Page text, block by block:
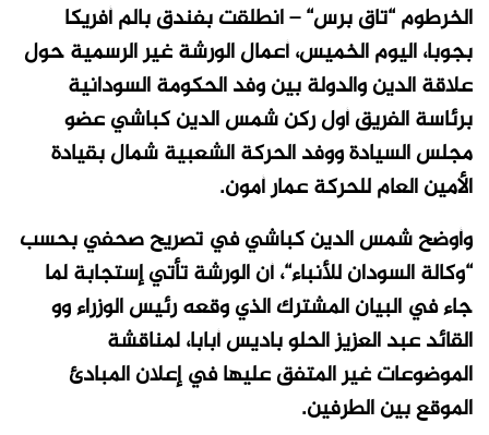
الخرطوم “تاق برس“ –انطلقت بفندق بالم أفريكا
بجوبا، اليوم الخميس، أعمال الورشة غير الرسمية حول
علاقة الدين والدولة بين وفد الحكومة السودانية
برئاسة الفريق أول ركن شمس الدين كباشي عضو
مجلس السيادة ووفد الحركة الشعبية شمال بقيادة
الأمين العام للحركة عمار أمون.
وأوضح شمس الدين كباشي في تصريح صحفي بحسب
“وكالة السودان للأنباء“، أن الورشة تأتي إستجابة لما
جاء في البيان المشترك الذي وقعه رئيس الوزراء وو
القائد عبد العزيز الحلو باديس أبابا، لمناقشة
الموضوعات غير المتفق عليها في إعلان المبادئ
الموقع بين الطرفين.